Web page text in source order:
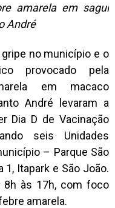
amarela em sagui
André
no município e o
provocado pela
em macaco
André levaram a
Dia D de Vacinação
seis Unidades
– Parque São
1, Itapark e São João.
8h às 17h, com foco
amarela.